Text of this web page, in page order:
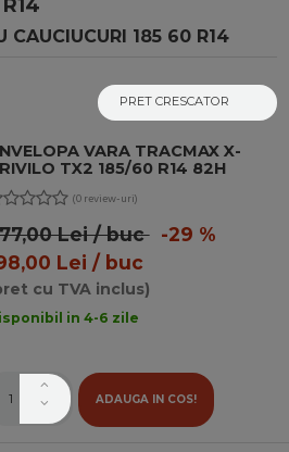
CAUCIUCURI 185 60 R14
VARA TRACMAX X-
TX2 185/60 R14 82H
(0 review-uri)
Lei / buc-29 %
Lei / buc
cu TVA inclus)
in 4-6 zile
ADAUGA IN COS!